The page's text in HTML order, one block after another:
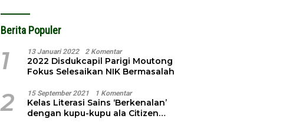
Berita Populer
1 13 Januari 2022 2 Komentar
2022 Disdukcapil Parigi Moutong
Fokus Selesaikan NIK Bermasalah
2 15 September 2021 1 Komentar
Kelas Literasi Sains ‘Berkenalan’
dengan kupu-kupu ala Citizen